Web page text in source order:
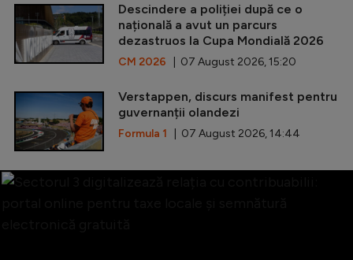
Descindere a poliției după ce o
națională a avut un parcurs
dezastruos la Cupa Mondială 2026
CM 2026 | 07 August 2026, 15:20
Verstappen, discurs manifest pentru
guvernanții olandezi
Formula 1 | 07 August 2026, 14:44